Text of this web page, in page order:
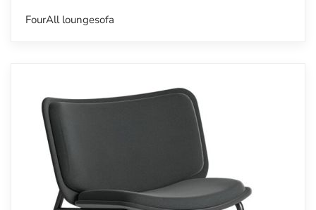
FourAll loungesofa